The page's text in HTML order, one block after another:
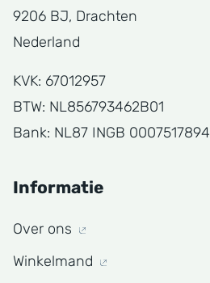
9206 BJ, Drachten
Nederland
KVK: 67012957
BTW: NL856793462B01
Bank: NL87 INGB 0007517894
Informatie
Over ons
Winkelmand